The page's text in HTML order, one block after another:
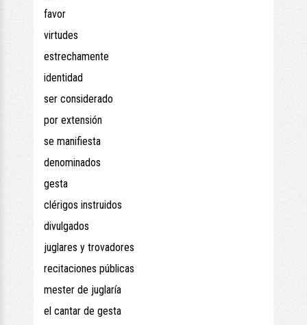
favor
virtudes
estrechamente
identidad
ser considerado
por extensión
se manifiesta
denominados
gesta
clérigos instruidos
divulgados
juglares y trovadores
recitaciones públicas
mester de juglaría
el cantar de gesta